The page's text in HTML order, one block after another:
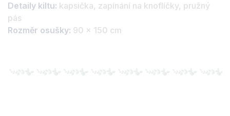
Detaily kiltu: kapsička, zapínání na knoflíčky, pružný
pás
Rozměr osušky: 90 x 150 cm